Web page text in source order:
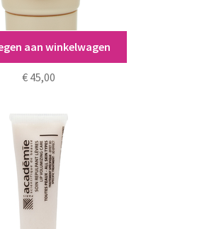
Lissant Yeux et Lèvres
€45,00
aan winkelwagen